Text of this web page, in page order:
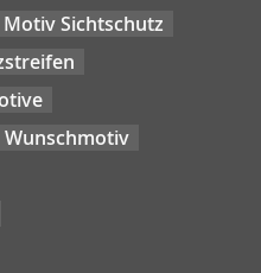
Motiv Sichtschutz